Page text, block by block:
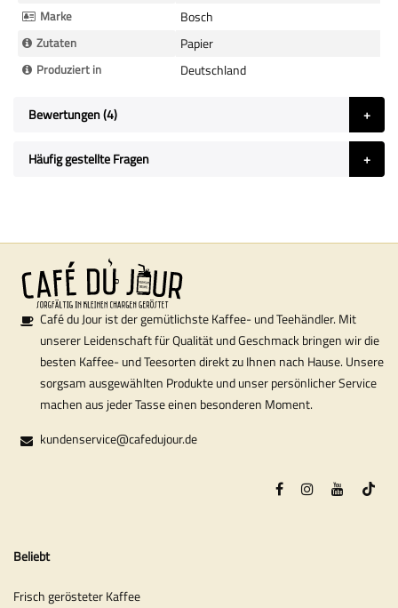
Marke Bosch
Zutaten Papier
Produziert in Deutschland
Bewertungen 4
Häufig gestellte Fragen
Café du Jour ist der gemütlichste Kaffee- und Teehändler. Mit
unserer Leidenschaft für Qualität und Geschmack bringen wir die
besten Kaffee- und Teesorten direkt zu Ihnen nach Hause. Unsere
sorgsam ausgewählten Produkte und unser persönlicher Service
machen aus jeder Tasse einen besonderen Moment.
kundenservice@cafedujour.de
Beliebt
Frisch gerösteter Kaffee